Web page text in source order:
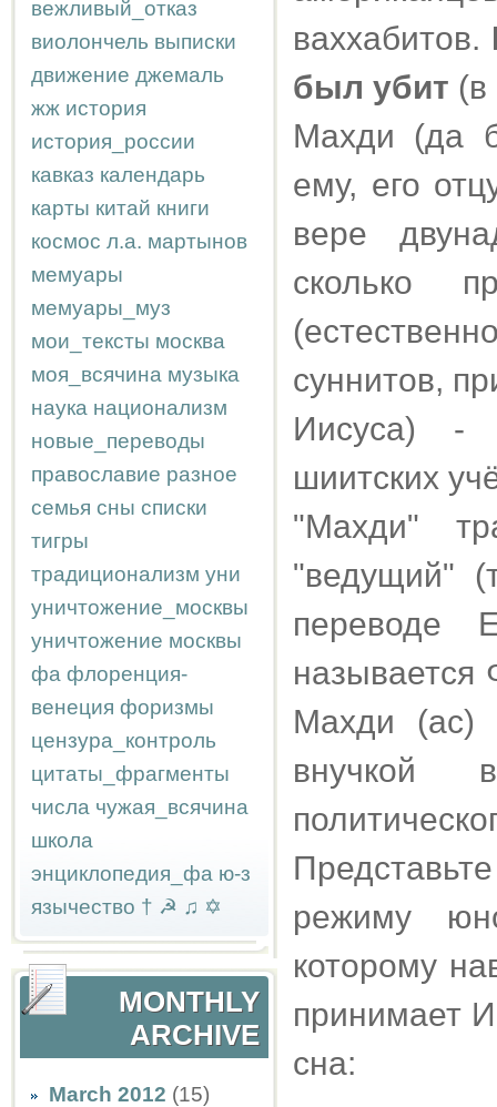
вежливый_отказ
виолончель выписки
движение джемаль
жж история
история_россии
кавказ календарь
карты китай книги
космос л.а. мартынов
мемуары
мемуары_муз
мои_тексты москва
моя_всячина музыка
наука национализм
новые_переводы
православие разное
семья сны списки
тигры
традиционализм уни
уничтожение_москвы
уничтожение москвы
фа флоренция-
венеция форизмы
цензура_контроль
цитаты_фрагменты
числа чужая_всячина
школа
энциклопедия_фа ю-з
язычество † ☭ ♫ ✡
MONTHLY
ARCHIVE
March 2012 (15)
ваххабитов.
был убит (в
Махди (да
ему, его
вере
сколько
суннитов,
Иисуса) -
шиитских
"Махди"
"ведущий"
переводе
Махди (ас)
внучкой
режиму
которому
принимает
сна: